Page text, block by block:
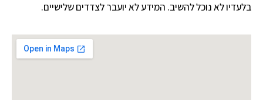
בלעדיו לא נוכל להשיב. המידע לא יועבר לצדדים שלישיים.